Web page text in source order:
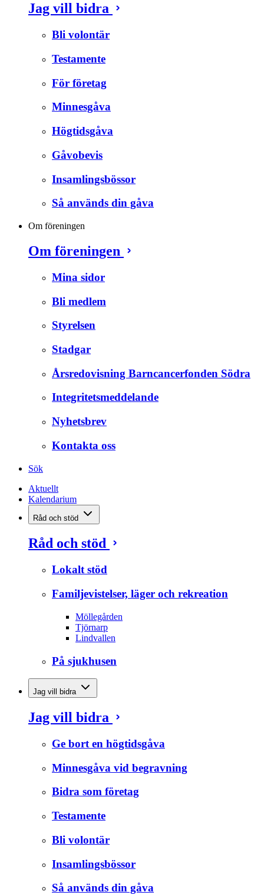
Jag vill bidra
Bli volontär
Testamente
För företag
Minnesgåva
Högtidsgåva
Gåvobevis
Insamlingsbössor
Så används din gåva
Om föreningen
Om föreningen
Mina sidor
Bli medlem
Styrelsen
Stadgar
Årsredovisning Barncancerfonden Södra
Integritetsmeddelande
Nyhetsbrev
Kontakta oss
Sök
Aktuellt
Kalendarium
Råd och stöd
Råd och stöd
Lokalt stöd
Familjevistelser, läger och rekreation
Möllegården
Tjörnarp
Lindvallen
På sjukhusen
Jag vill bidra
Jag vill bidra
Ge bort en högtidsgåva
Minnesgåva vid begravning
Bidra som företag
Testamente
Bli volontär
Insamlingsbössor
Så används din gåva